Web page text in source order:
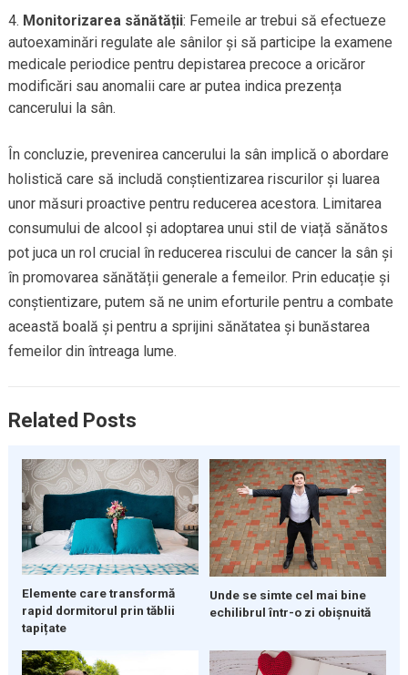
Monitorizarea sănătății: Femeile ar trebui să efectueze
autoexaminări regulate ale sânilor și să participe la examene
medicale periodice pentru depistarea precoce a oricăror
modificări sau anomalii care ar putea indica prezența
cancerului la sân.
În concluzie, prevenirea cancerului la sân implică o abordare
holistică care să includă conștientizarea riscurilor și luarea
unor măsuri proactive pentru reducerea acestora. Limitarea
consumului de alcool și adoptarea unui stil de viață sănătos
pot juca un rol crucial în reducerea riscului de cancer la sân și
în promovarea sănătății generale a femeilor. Prin educație și
conștientizare, putem să ne unim eforturile pentru a combate
această boală și pentru a sprijini sănătatea și bunăstarea
femeilor din întreaga lume.
Related Posts
Elemente care transformă
rapid dormitorul prin tăblii
tapițate
Unde se simte cel mai bine
echilibrul într-o zi obișnuită